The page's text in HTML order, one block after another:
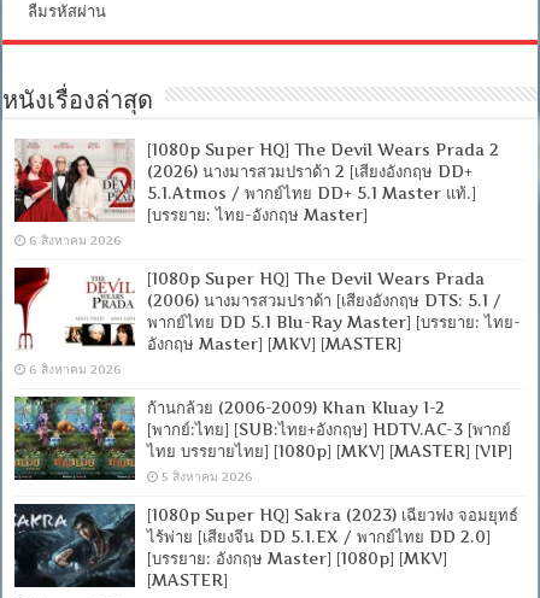
ลืมรหัสผ่าน
หนังเรื่องล่าสุด
[1080p Super HQ] The Devil Wears Prada 2
(2026) นางมารสวมปราด้า 2 [เสียงอังกฤษ DD+
5.1.Atmos / พากย์ไทย DD+ 5.1 Master แท้.]
[บรรยาย: ไทย-อังกฤษ Master]
6 สิงหาคม 2026
[1080p Super HQ] The Devil Wears Prada
(2006) นางมารสวมปราด้า [เสียงอังกฤษ DTS: 5.1 /
พากย์ไทย DD 5.1 Blu-Ray Master] [บรรยาย: ไทย-
อังกฤษ Master] [MKV] [MASTER]
6 สิงหาคม 2026
ก้านกล้วย (2006-2009) Khan Kluay 1-2
[พากย์:ไทย] [SUB:ไทย+อังกฤษ] HDTV.AC-3 [พากย์
ไทย บรรยายไทย] [1080p] [MKV] [MASTER] [VIP]
5 สิงหาคม 2026
[1080p Super HQ] Sakra (2023) เฉียวฟง จอมยุทธ์
ไร้พ่าย [เสียงจีน DD 5.1.EX / พากย์ไทย DD 2.0]
[บรรยาย: อังกฤษ Master] [1080p] [MKV]
[MASTER]